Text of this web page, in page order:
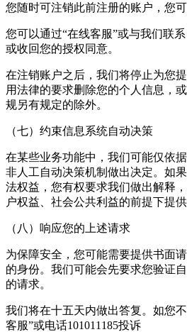
您随时可注销此前注册的账户，您
您可以通过“在线客服”或与我们联
或收回您的授权同意。
在注销账户之后，我们将停止为您
用法律的要求删除您的个人信息，
规另有规定的除外。
（七）约束信息系统自动决策
在某些业务功能中，我们可能仅依
非人工自动决策机制做出决定。如
法权益，您有权要求我们做出解释
户权益、社会公共利益的前提下提
（八）响应您的上述请求
为保障安全，您可能需要提供书面
的身份。我们可能会先要求您验证
的请求。
我们将在十五天内做出答复。如您
客服”或电话101011185投诉